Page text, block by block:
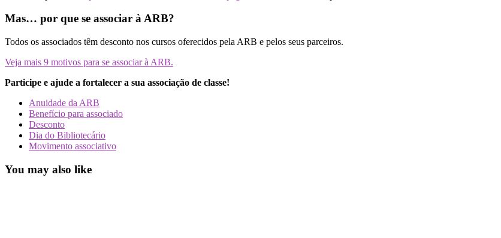
Mas… por que se associar à ARB?
Todos os associados têm desconto nos cursos oferecidos pela ARB e pelos seus parceiros.
Veja mais 9 motivos para se associar à ARB.
Participe e ajude a fortalecer a sua associação de classe!
Anuidade da ARB
Benefício para associado
Desconto
Dia do Bibliotecário
Movimento associativo
You may also like